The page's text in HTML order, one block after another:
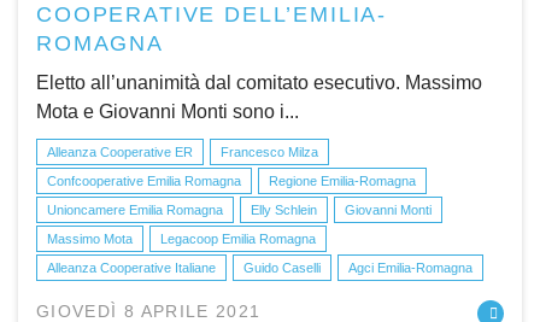
COOPERATIVE DELL’EMILIA-
ROMAGNA
Eletto all’unanimità dal comitato esecutivo. Massimo
Mota e Giovanni Monti sono i...
Alleanza Cooperative ER
Francesco Milza
Confcooperative Emilia Romagna
Regione Emilia-Romagna
Unioncamere Emilia Romagna
Elly Schlein
Giovanni Monti
Massimo Mota
Legacoop Emilia Romagna
Alleanza Cooperative Italiane
Guido Caselli Agci Emilia-Romagna
GIOVEDÌ 8 APRILE 2021